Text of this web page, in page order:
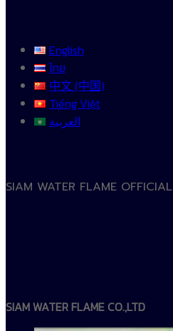
English
ไทย
中文 (中国)
Tiếng Việt
العربية
SIAM WATER FLAME OFFICIAL
SIAM WATER FLAME CO.,LTD